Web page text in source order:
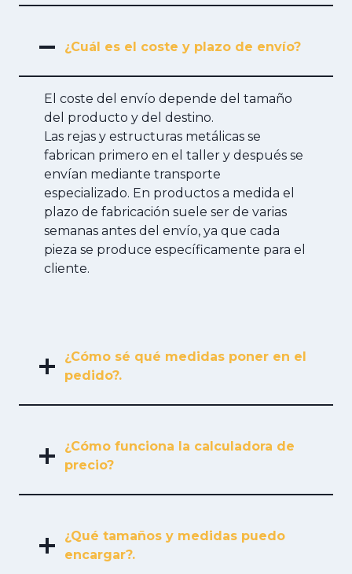
¿Cuál es el coste y plazo de envío?
El coste del envío depende del tamaño
del producto y del destino.
Las rejas y estructuras metálicas se
fabrican primero en el taller y después se
envían mediante transporte
especializado. En productos a medida el
plazo de fabricación suele ser de varias
semanas antes del envío, ya que cada
pieza se produce específicamente para el
cliente.
¿Cómo sé qué medidas poner en el
pedido?.
¿Cómo funciona la calculadora de
precio?
¿Qué tamaños y medidas puedo
encargar?.